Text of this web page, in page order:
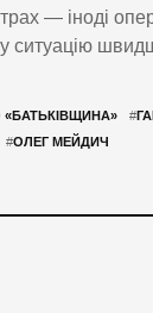
— іноді
ситуацію
«БАТЬКІВЩИНА» #
#ОЛЕГ МЕЙДИЧ